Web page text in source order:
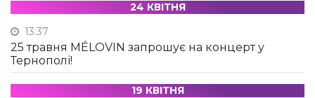
24 КВІТНЯ
13:37
25 травня MÉLOVIN запрошує на концерт у
Тернополі!
19 КВІТНЯ